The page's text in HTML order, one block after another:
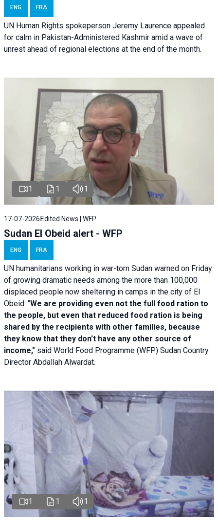
ENG FRA
UN Human Rights spokeperson Jeremy Laurence appealed
for calm in Pakistan-Administered Kashmir amid a wave of
unrest ahead of regional elections at the end of the month.
1 1 1
17-07-2026 Edited News | WFP
Sudan El Obeid alert - WFP
ENG FRA
UN humanitarians working in war-torn Sudan warned on Friday
of growing dramatic needs among the more than 100,000
displaced people now sheltering in camps in the city of El
Obeid. "We are providing even not the full food ration to
the people, but even that reduced food ration is being
shared by the recipients with other families, because
they know that they don't have any other source of
income," said World Food Programme (WFP) Sudan Country
Director Abdallah Alwardat.
1 1 1